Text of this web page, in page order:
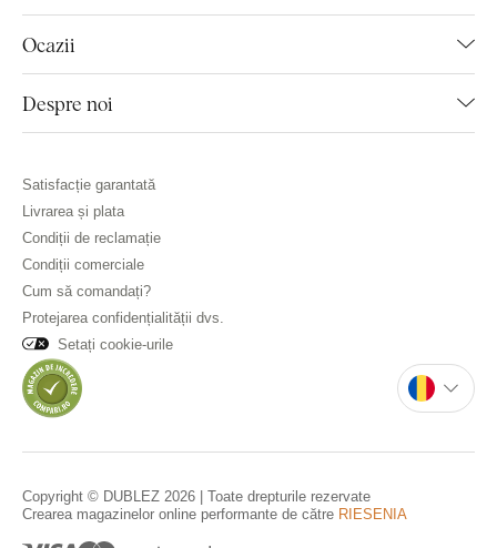
Ocazii
Despre noi
Satisfacție garantată
Livrarea și plata
Condiții de reclamație
Condiții comerciale
Cum să comandați?
Protejarea confidențialității dvs.
Setați cookie-urile
Copyright © DUBLEZ 2026 | Toate drepturile rezervate
Crearea magazinelor online performante de către RIESENIA